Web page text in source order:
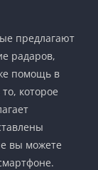
предлагают
радаров,
помощь в
которое
вы можете